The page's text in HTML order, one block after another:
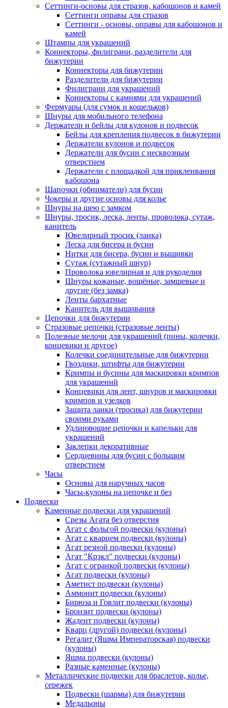
Сеттинги-основы для стразов, кабошонов и камей
Сеттинги оправы для стразов
Сеттинги - основы, оправы для кабошонов и
камей
Штампы для украшений
Коннекторы, филиграни, разделители для
бижутерии
Коннекторы для бижутерии
Разделители для бижутерии
Филиграни для украшений
Коннекторы с камнями для украшений
Фермуары (для сумок и кошельков)
Шнуры для мобильного телефона
Держатели и бейлы для кулонов и подвесок
Бейлы для крепления подвесок в бижутерии
Держатели кулонов и подвесок
Держатели для бусин с несквозным
отверстием
Держатели с площадкой для приклеивания
кабошона
Шапочки (обниматели) для бусин
Чокеры и другие основы для колье
Шнуры на шею с замком
Шнуры, тросик, леска, ленты, проволока, сутаж,
канитель
Ювелирный тросик (ланка)
Леска для бисера и бусин
Нитки для бисера, бусин и вышивки
Сутаж (сутажный шнур)
Проволока ювелирная и для рукоделия
Шнуры кожаные, вощёные, замшевые и
другие (без замка)
Ленты бархатные
Канитель для вышивания
Цепочки для бижутерии
Стразовые цепочки (стразовые ленты)
Полезные мелочи для украшений (пины, колечки,
концевики и другое)
Колечки соединительные для бижутерии
Гвоздики, штифты для бижутерии
Кримпы и бусины для маскировки кримпов
для украшений
Концевики для лент, шнуров и маскировки
кримпов и узелков
Защита ланки (тросика) для бижутерии
своими руками
Удлиняющие цепочки и капельки для
украшений
Заклепки декоративные
Сердцевины для бусин с большим
отверстием
Часы
Основы для наручных часов
Часы-кулоны на цепочке и без
Подвески
Каменные подвески для украшений
Срезы Агата без отверстия
Агат с фольгой подвески (кулоны)
Агат с кварцем подвески (кулоны)
Агат резной подвески (кулоны)
Агат "Крэкл" подвески (кулоны)
Агат с огранкой подвески (кулоны)
Агат подвески (кулоны)
Аметист подвески (кулоны)
Аммонит подвески (кулоны)
Бирюза и Говлит подвески (кулоны)
Бронзит подвески (кулоны)
Жадеит подвески (кулоны)
Кварц (другой) подвески (кулоны)
Регалит (Яшма Императорская) подвески
(кулоны)
Яшма подвески (кулоны)
Разные каменные (кулоны)
Металлические подвески для браслетов, колье,
сережек
Подвески (шармы) для бижутерии
Медальоны